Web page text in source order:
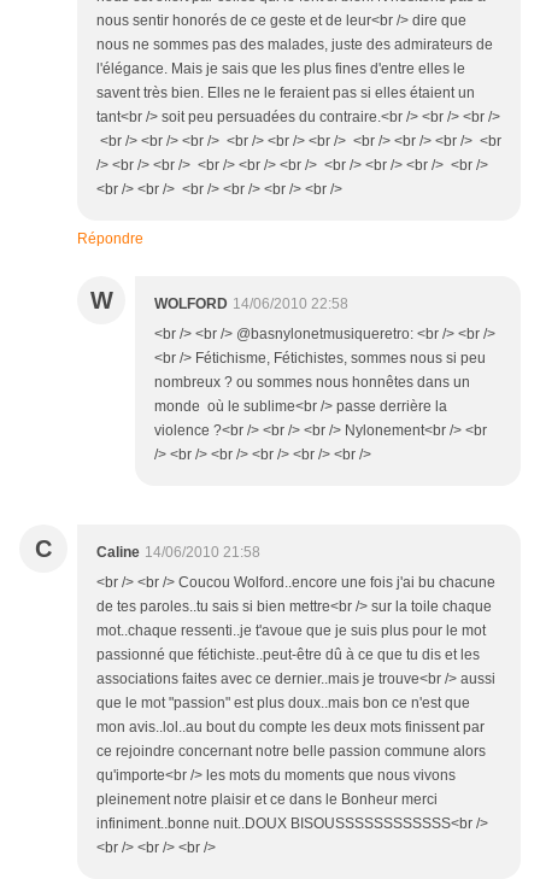
nous sentir honorés de ce geste et de leur<br /> dire que
nous ne sommes pas des malades, juste des admirateurs de
l'élégance. Mais je sais que les plus fines d'entre elles le
savent très bien. Elles ne le feraient pas si elles étaient un
tant<br /> soit peu persuadées du contraire.<br /> <br /> <br />
<br /> <br /> <br /> <br /> <br /> <br /> <br /> <br /> <br /> <br
/> <br /> <br /> <br /> <br /> <br /> <br /> <br /> <br /> <br />
<br /> <br /> <br /> <br /> <br /> <br />
Répondre
W WOLFORD 14/06/2010 22:58
<br /> <br /> @basnylonetmusiqueretro: <br /> <br />
<br /> Fétichisme, Fétichistes, sommes nous si peu
nombreux ? ou sommes nous honnêtes dans un
monde où le sublime<br /> passe derrière la
violence ?<br /> <br /> <br /> Nylonement<br /> <br
/> <br /> <br /> <br /> <br /> <br />
C Caline 14/06/2010 21:58
<br /> <br /> Coucou Wolford..encore une fois j'ai bu chacune
de tes paroles..tu sais si bien mettre<br /> sur la toile chaque
mot..chaque ressenti..je t'avoue que je suis plus pour le mot
passionné que fétichiste..peut-être dû à ce que tu dis et les
associations faites avec ce dernier..mais je trouve<br /> aussi
que le mot "passion" est plus doux..mais bon ce n'est que
mon avis..lol..au bout du compte les deux mots finissent par
ce rejoindre concernant notre belle passion commune alors
qu'importe<br /> les mots du moments que nous vivons
pleinement notre plaisir et ce dans le Bonheur merci
infiniment..bonne nuit..DOUX BISOUSSSSSSSSSSSS<br />
<br /> <br /> <br />